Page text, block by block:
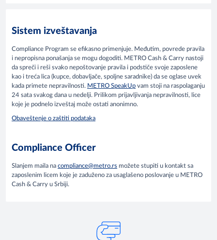
Sistem izveštavanja
Compliance Program se efikasno primenjuje. Međutim, povrede pravila
i nepropisna ponašanja se mogu dogoditi. METRO Cash & Carry nastoji
da spreči i reši svako nepoštovanje pravila i podstiče svoje zaposlene
kao i treća lica (kupce, dobavljače, spoljne saradnike) da se oglase uvek
kada primete nepravilnosti. METRO SpeakUp vam stoji na raspolaganju
24 sata svakog dana u nedelji. Prilikom prijavljivanja nepravilnosti, lice
koje je podnelo izveštaj može ostati anonimno.
Obaveštenje o zaštiti podataka
Compliance Officer
Slanjem maila na compliance@metro.rs možete stupiti u kontakt sa
zaposlenim licem koje je zaduženo za usaglašeno poslovanje u METRO
Cash & Carry u Srbiji.